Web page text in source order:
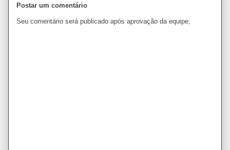
Postar um comentário
Seu comentário será publicado após aprovação da equipe;